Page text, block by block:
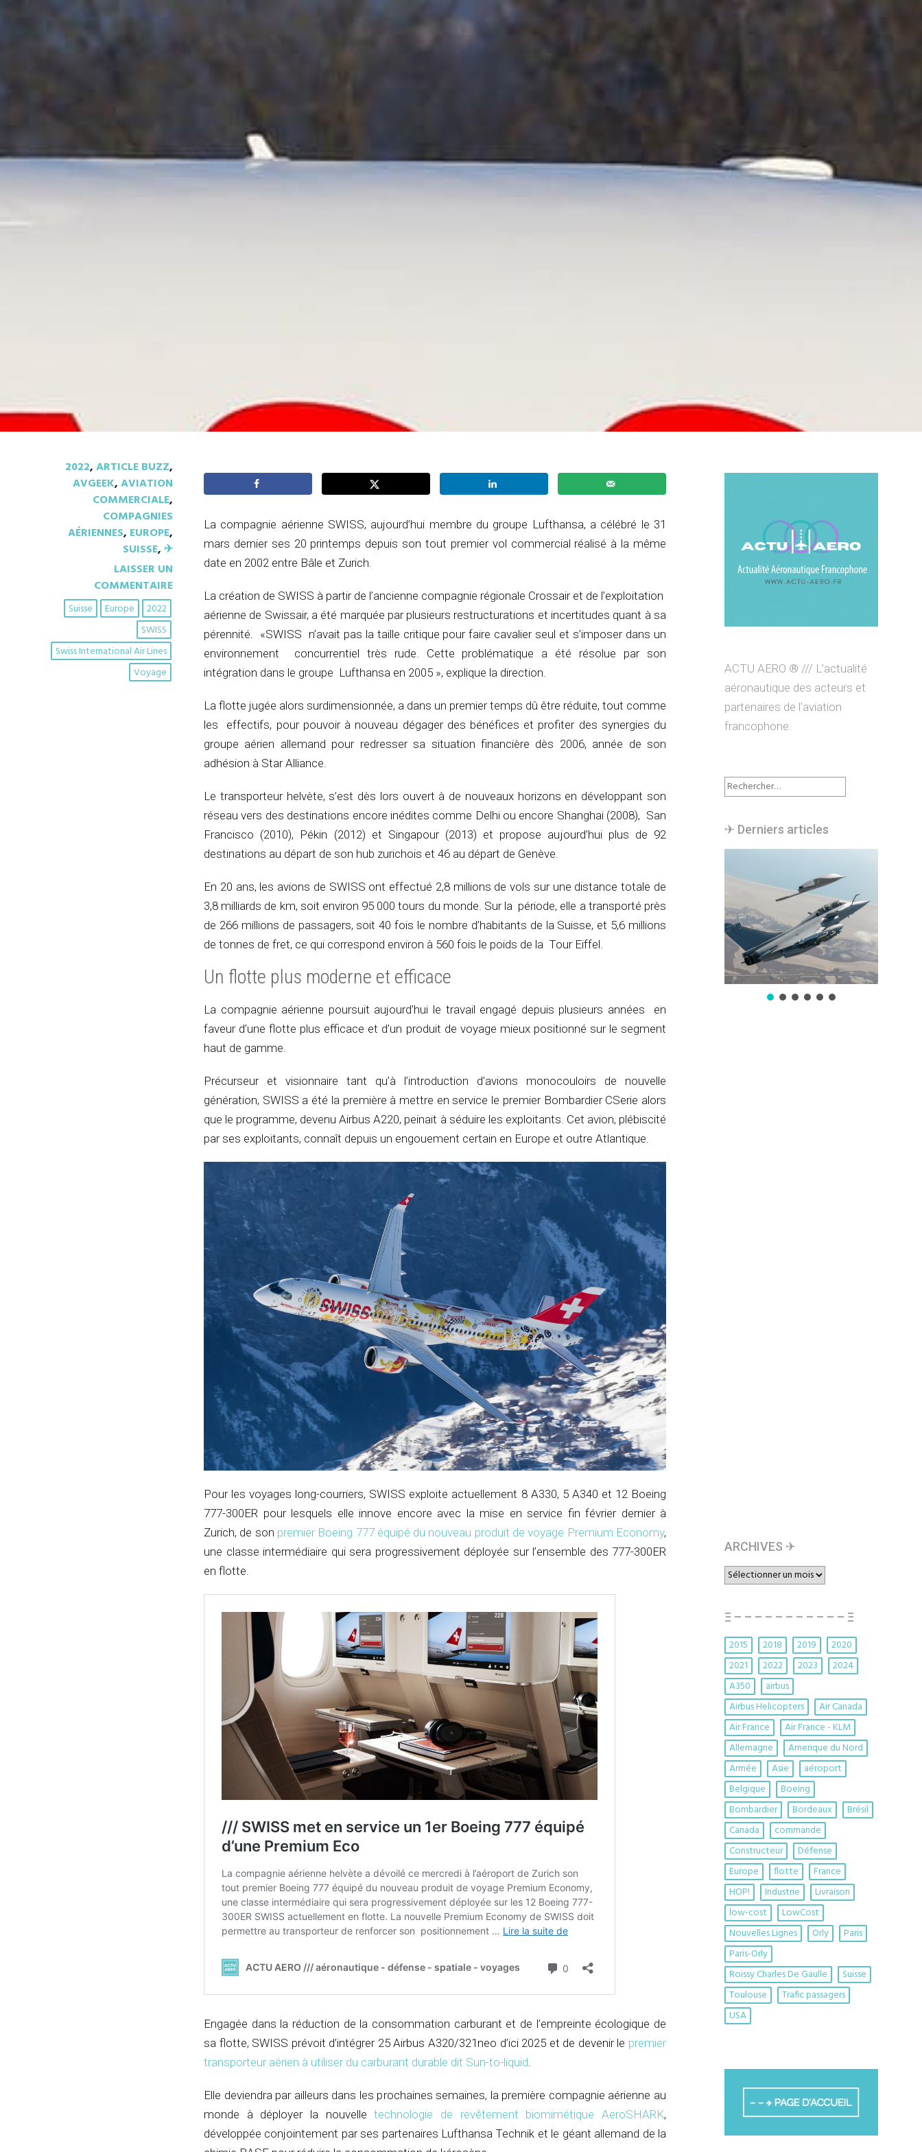
/// SWISS célèbre ses 20 ans d’existence
4 avril 2022
2022,ARTICLE BUZZ,
AVGEEK,AVIATION
COMMERCIALE,
COMPAGNIES
AÉRIENNES, EUROPE,
SUISSE, ✈︎
LAISSER UN
COMMENTAIRE
2022
Europe
Suisse
SWISS
Swiss International Air Lines
Voyage
La compagnie aérienne SWISS, aujourd’hui membre du groupe Lufthansa, a célébré le 31
mars dernier ses 20 printemps depuis son tout premier vol commercial réalisé à la même
date en 2002 entre Bâle et Zurich.
La création de SWISS à partir de l’ancienne compagnie régionale Crossair et de l’exploitation
aérienne de Swissair, a été marquée par plusieurs restructurations et incertitudes quant à sa
pérennité. «SWISS n’avait pas la taille critique pour faire cavalier seul et s’imposer dans un
environnement concurrentiel très rude. Cette problématique a été résolue par son
intégration dans le groupe Lufthansa en 2005 », explique la direction.
La flotte jugée alors surdimensionnée, a dans un premier temps dû être réduite, tout comme
les effectifs, pour pouvoir à nouveau dégager des bénéfices et profiter des synergies du
groupe aérien allemand pour redresser sa situation financière dès 2006, année de son
adhésion à Star Alliance.
Le transporteur helvète, s’est dès lors ouvert à de nouveaux horizons en développant son
réseau vers des destinations encore inédites comme Delhi ou encore Shanghai (2008), San
Francisco (2010), Pékin (2012) et Singapour (2013) et propose aujourd’hui plus de 92
destinations au départ de son hub zurichois et 46 au départ de Genève.
En 20 ans, les avions de SWISS ont effectué 2,8 millions de vols sur une distance totale de
3,8 milliards de km, soit environ 95 000 tours du monde. Sur la période, elle a transporté près
de 266 millions de passagers, soit 40 fois le nombre d’habitants de la Suisse, et 5,6 millions
de tonnes de fret, ce qui correspond environ à 560 fois le poids de la Tour Eiffel.
Un flotte plus moderne et efficace
La compagnie aérienne poursuit aujourd’hui le travail engagé depuis plusieurs années en
faveur d’une flotte plus efficace et d’un produit de voyage mieux positionné sur le segment
haut de gamme.
Précurseur et visionnaire tant qu’à l’introduction d’avions monocouloirs de nouvelle
génération, SWISS a été la première à mettre en service le premier Bombardier CSerie alors
que le programme, devenu Airbus A220, peinait à séduire les exploitants. Cet avion, plébiscité
par ses exploitants, connaît depuis un engouement certain en Europe et outre Atlantique.
Pour les voyages long-courriers, SWISS exploite actuellement 8 A330, 5 A340 et 12 Boeing
777-300ER pour lesquels elle innove encore avec la mise en service fin février dernier à
Zurich, de son premier Boeing 777 équipé du nouveau produit de voyage Premium Economy,
une classe intermédiaire qui sera progressivement déployée sur l’ensemble des 777-300ER
en flotte.
Engagée dans la réduction de la consommation carburant et de l’empreinte écologique de
sa flotte, SWISS prévoit d’intégrer 25 Airbus A320/321neo d’ici 2025 et de devenir le premier
transporteur aérien à utiliser du carburant durable dit Sun-to-liquid
Elle deviendra par ailleurs dans les prochaines semaines, la première compagnie aérienne au
monde à déployer la nouvelletechnologie de revêtement biomimétique AeroSHARK,
développée conjointement par ses partenaires Lufthansa Technik et le géant allemand de la
ACTU AERO ® /// L’actualité
aéronautique des acteurs et
partenaires de l’aviation
francophone.
Rechercher :
✈︎ Derniers articles
ARCHIVES ✈︎
ARCHIVES
✈︎
Ξ – – – – – – – – – – – Ξ
2015 2018 2019
2020
2021
2022 2023
2024
A350
airbus
Airbus Helicopters
Air Canada
Air France
Air France - KLM
Allemagne
Amerique du Nord
Armée
Asie
aéroport
Belgique
Boeing
Bombardier
Bordeaux
Brésil
Canada
commande
Constructeur
Défense
Europe
flotte
France
HOP!
Industrie
Livraison
low-cost
LowCost
Nouvelles Lignes
Orly
Paris
Paris-Orly
Roissy Charles De Gaulle
Suisse
Toulouse
Trafic passagers
USA